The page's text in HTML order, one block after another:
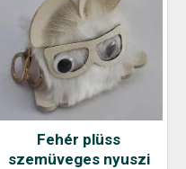
Fehér plüss
szemüveges nyuszi